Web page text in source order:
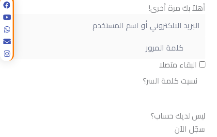
أهلاً بك مرة أخرى!
البقاء متصلا
نسيت كلمة السر؟
ليس لديك حساب؟
سجّل الآن